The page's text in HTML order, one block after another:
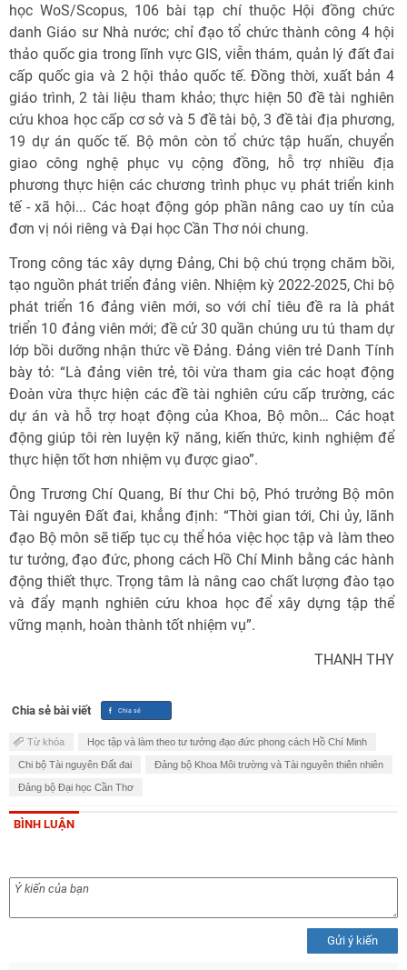
học WoS/Scopus, 106 bài tạp chí thuộc Hội đồng chức
danh Giáo sư Nhà nước; chỉ đạo tổ chức thành công 4 hội
thảo quốc gia trong lĩnh vực GIS, viễn thám, quản lý đất đai
cấp quốc gia và 2 hội thảo quốc tế. Đồng thời, xuất bản 4
giáo trình, 2 tài liệu tham khảo; thực hiện 50 đề tài nghiên
cứu khoa học cấp cơ sở và 5 đề tài bộ, 3 đề tài địa phương,
19 dự án quốc tế. Bộ môn còn tổ chức tập huấn, chuyển
giao công nghệ phục vụ cộng đồng, hỗ trợ nhiều địa
phương thực hiện các chương trình phục vụ phát triển kinh
tế - xã hội... Các hoạt động góp phần nâng cao uy tín của
đơn vị nói riêng và Đại học Cần Thơ nói chung.
Trong công tác xây dựng Đảng, Chi bộ chú trọng chăm bồi,
tạo nguồn phát triển đảng viên. Nhiệm kỳ 2022-2025, Chi bộ
phát triển 16 đảng viên mới, so với chỉ tiêu đề ra là phát
triển 10 đảng viên mới; đề cử 30 quần chúng ưu tú tham dự
lớp bồi dưỡng nhận thức về Đảng. Đảng viên trẻ Danh Tính
bày tỏ: “Là đảng viên trẻ, tôi vừa tham gia các hoạt động
Đoàn vừa thực hiện các đề tài nghiên cứu cấp trường, các
dự án và hỗ trợ hoạt động của Khoa, Bộ môn… Các hoạt
động giúp tôi rèn luyện kỹ năng, kiến thức, kinh nghiệm để
thực hiện tốt hơn nhiệm vụ được giao”.
Ông Trương Chí Quang, Bí thư Chi bộ, Phó trưởng Bộ môn
Tài nguyên Đất đai, khẳng định: “Thời gian tới, Chi ủy, lãnh
đạo Bộ môn sẽ tiếp tục cụ thể hóa việc học tập và làm theo
tư tưởng, đạo đức, phong cách Hồ Chí Minh bằng các hành
động thiết thực. Trọng tâm là nâng cao chất lượng đào tạo
và đẩy mạnh nghiên cứu khoa học để xây dựng tập thể
vững mạnh, hoàn thành tốt nhiệm vụ”.
THANH THY
Chia sẻ bài viết
Từ khóa Học tập và làm theo tư tưởng đạo đức phong cách Hồ Chí Minh
Chi bộ Tài nguyên Đất đai Đảng bộ Khoa Môi trường và Tài nguyên thiên nhiên
Đảng bộ Đại học Cần Thơ
BÌNH LUẬN
Gửi ý kiến